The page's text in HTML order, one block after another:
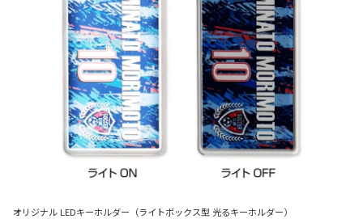
オリジナル LEDキーホルダー（ライトボックス型 光るキーホルダー）